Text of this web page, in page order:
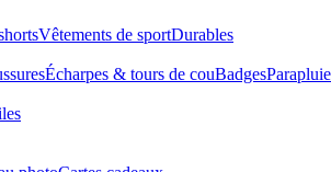
Vêtements de sportDurables
Écharpes & tours de couBadges